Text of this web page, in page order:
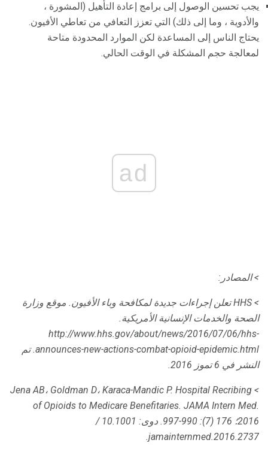
يجب تحسين الوصول إلى برامج إعادة التأهيل (المشورة ،
والأدوية ، وما إلى ذلك) التي تعزز التعافي من تعاطي الأفيون.
يحتاج الناس إلى المساعدة لكن الموارد المحدودة متاحة
لمعالجة حجم المشكلة في الوقت الحالي.
ad
> المصادر:
> HHS تعلن إجراءات جديدة لمكافحة وباء الأفيون.
موقع وزارة
الصحة والخدمات الإنسانية الأمريكية.
http://www.hhs.gov/about/news/2016/07/06/hhs-
announces-new-actions-combat-opioid-epidemic.html. تم
النشر في 6 تموز 2016.
> Jena AB، Goldman D، Karaca-Mandic P. Hospital Recribing
of Opioids to Medicare Benefitaries. JAMA Intern Med.
2016؛ 176 (7): 990-997.
دوى: 10.1001 /
jamainternmed.2016.2737.